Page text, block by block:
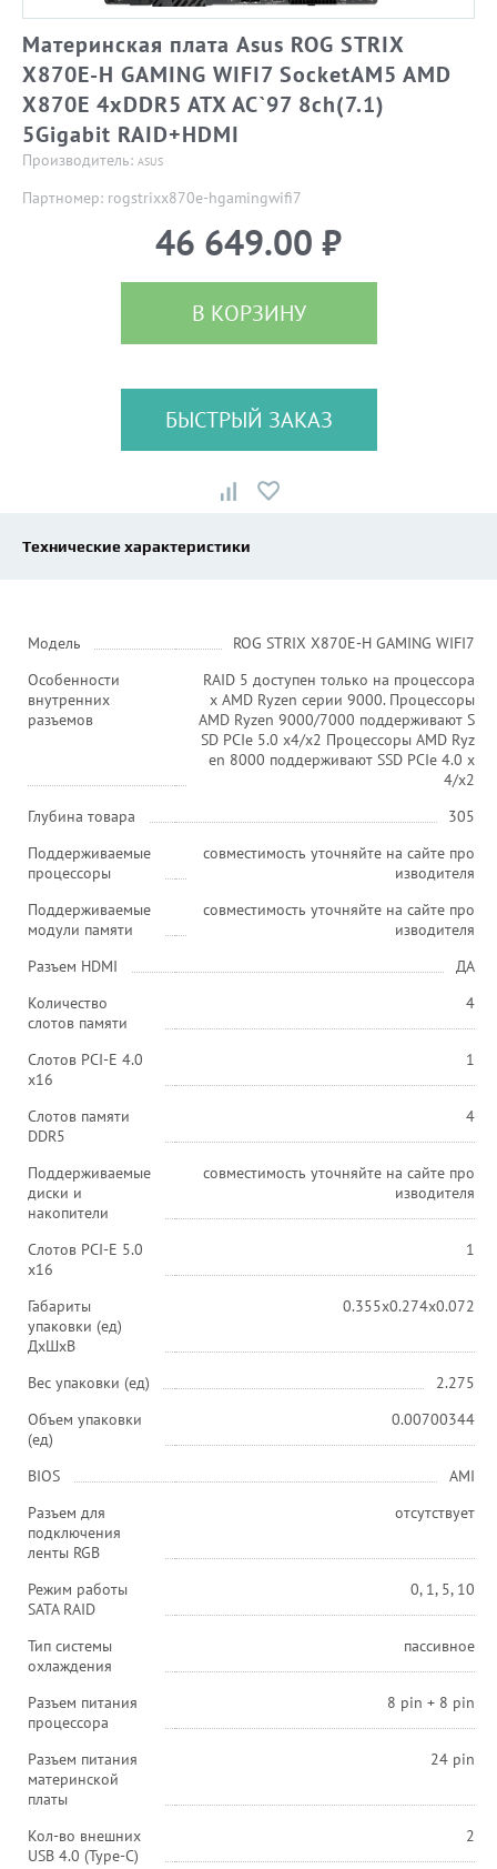
Материнская плата Asus ROG STRIX
X870E-H GAMING WIFI7 SocketAM5 AMD
X870E 4xDDR5 ATX AC`97 8ch(7.1)
5Gigabit RAID+HDMI
Производитель: ASUS
Партномер: rogstrixx870e-hgamingwifi7
46 649.00 ₽
В КОРЗИНУ
БЫСТРЫЙ ЗАКАЗ
Технические характеристики
Модель
ROG STRIX X870E-H GAMING WIFI7
Особенности
внутренних
разъемов
RAID 5 доступен только на процессора
х AMD Ryzen серии 9000. Процессоры
AMD Ryzen 9000/7000 поддерживают S
SD PCIe 5.0 x4/x2 Процессоры AMD Ryz
en 8000 поддерживают SSD PCIe 4.0 x
4/x2
Глубина товара
305
Поддерживаемые
процессоры
совместимость уточняйте на сайте про
изводителя
Поддерживаемые
модули памяти
совместимость уточняйте на сайте про
изводителя
Разъем HDMI
ДА
Количество
слотов памяти
4
Слотов PCI-E 4.0
x16
1
Слотов памяти
DDR5
4
Поддерживаемые
диски и
накопители
совместимость уточняйте на сайте про
изводителя
Слотов PCI-E 5.0
x16
1
Габариты
упаковки (ед)
ДхШхВ
0.355x0.274x0.072
Вес упаковки (ед)
2.275
Объем упаковки
(ед)
0.00700344
BIOS
AMI
Разъем для
подключения
ленты RGB
отсутствует
Режим работы
SATA RAID
0, 1, 5, 10
Тип системы
охлаждения
пассивное
Разъем питания
процессора
8 pin + 8 pin
Разъем питания
материнской
платы
24 pin
Кол-во внешних
USB 4.0 (Type-C)
2